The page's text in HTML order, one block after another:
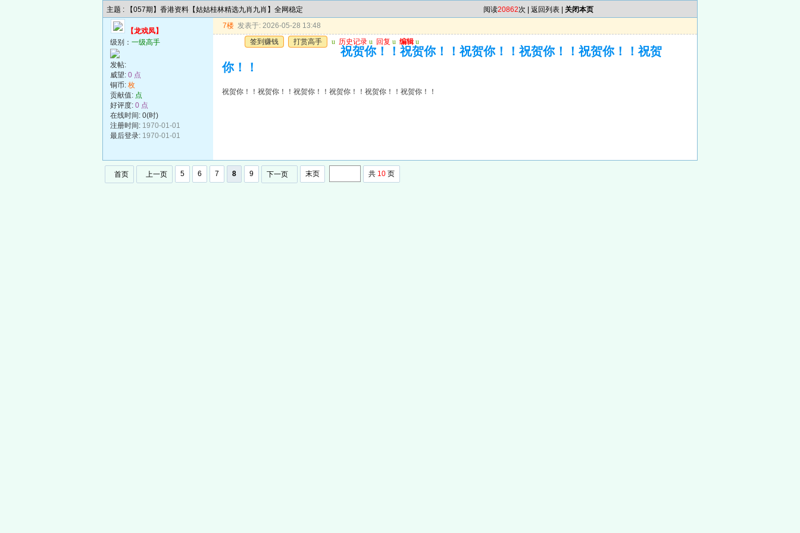
主题 : 【057期】香港资料【姑姑桂林精选九肖九肖】全网稳定 阅读20862次 | 返回列表 关闭本页
【龙戏凤】
级别： 一级高手
发帖:
威望: 0 点
铜币: 枚
贡献值: 点
好评度: 0 点
在线时间: 0(时)
注册时间: 1970-01-01
最后登录: 1970-01-01
7楼 发表于: 2026-05-28 13:48
签到赚钱
打赏高手 u 历史记录 u 回复 u 编辑 u
祝贺你！！祝贺你！！祝贺你！！祝贺你！！祝贺你！！祝贺
你！！
祝贺你！！祝贺你！！祝贺你！！祝贺你！！祝贺你！！祝贺你！！
首页 上一页 5 6 7 8 9 下一页 末页 共 10 页